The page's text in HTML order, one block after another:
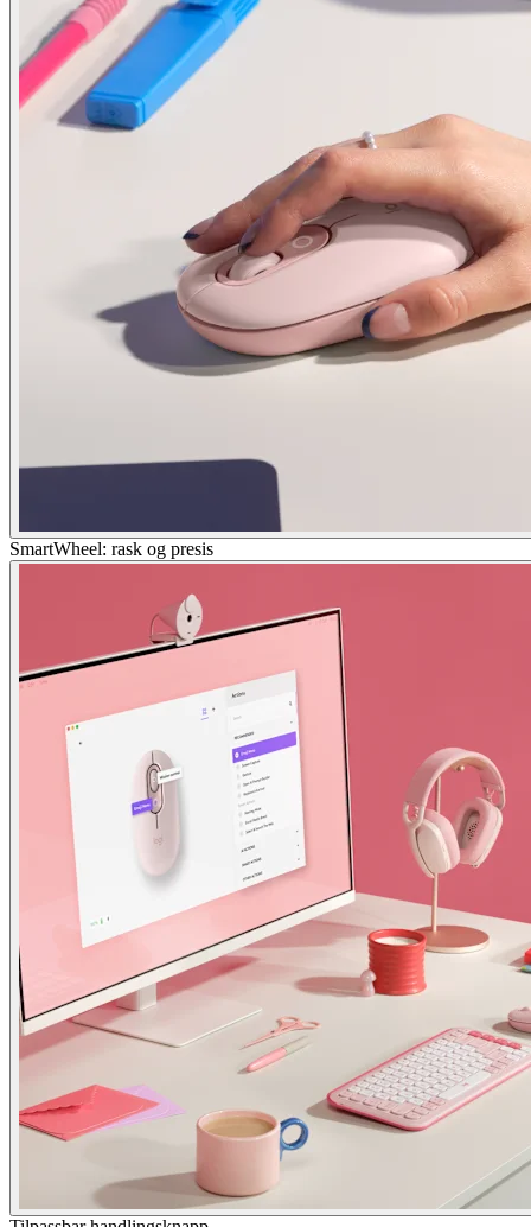
SmartWheel: rask og presis